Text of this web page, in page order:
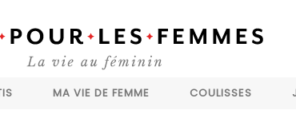
MA VIE DE FEMME COULISSES